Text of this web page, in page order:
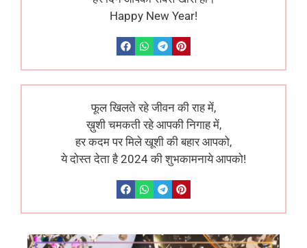
Happy New Year!
फूल खिलते रहे जीवन की राह में,
ख़ुशी चमकती रहे आपकी निगाह में,
हर कदम पर मिले खूशी की बहार आपको,
ये दोस्त देता है 2024 की शुभकामनाये आपको!